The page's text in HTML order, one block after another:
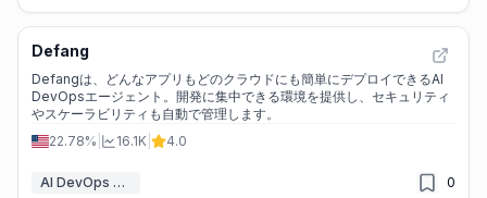
Defang
Defangは、どんなアプリもどのクラウドにも簡単にデプロイできるAI
DevOpsエージェント。開発に集中できる環境を提供し、セキュリティ
やスケーラビリティも自動で管理します。
22.78%
16.1K 4.0
AI DevOps アシスタント 0